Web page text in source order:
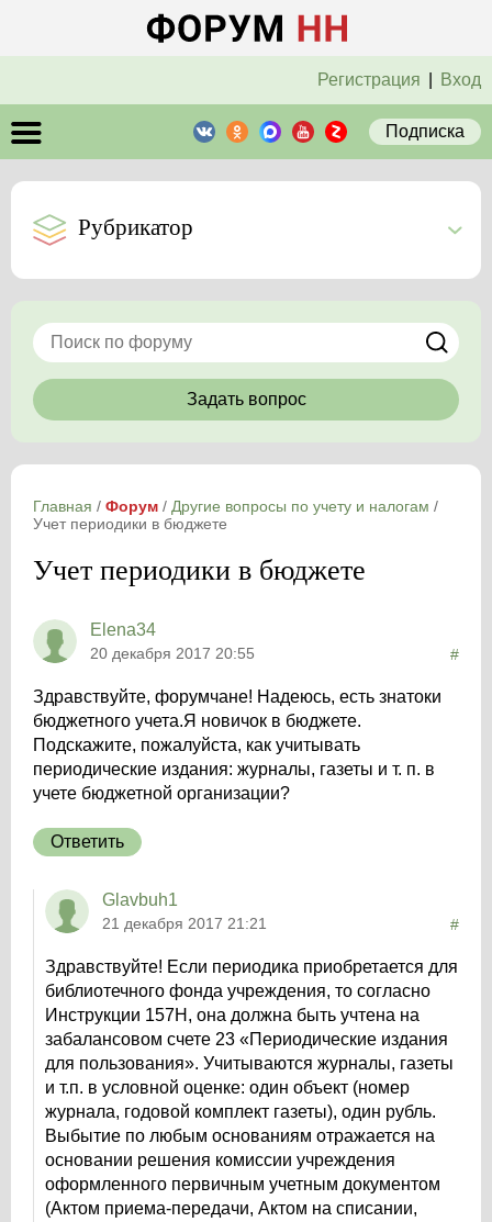
Регистрация Вход
Подписка
Рубрикатор
Задать вопрос
Главная / Форум / Другие вопросы по учету и налогам /
Учет периодики в бюджете
Учет периодики в бюджете
Elena34
20 декабря 2017 20:55 #
Здравствуйте, форумчане! Надеюсь, есть знатоки
бюджетного учета.Я новичок в бюджете.
Подскажите, пожалуйста, как учитывать
периодические издания: журналы, газеты и т. п. в
учете бюджетной организации?
Ответить
Glavbuh1
21 декабря 2017 21:21 #
Здравствуйте! Если периодика приобретается для
библиотечного фонда учреждения, то согласно
Инструкции 157Н, она должна быть учтена на
забалансовом счете 23 «Периодические издания
для пользования». Учитываются журналы, газеты
и т.п. в условной оценке: один объект (номер
журнала, годовой комплект газеты), один рубль.
Выбытие по любым основаниям отражается на
основании решения комиссии учреждения
оформленного первичным учетным документом
(Актом приема-передачи, Актом на списании,